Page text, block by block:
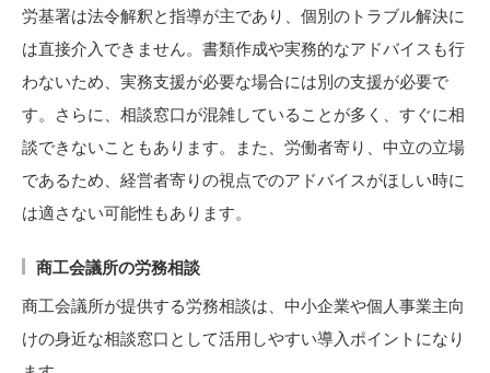
労基署は法令解釈と指導が主であり、個別のトラブル解決に
は直接介入できません。書類作成や実務的なアドバイスも行
わないため、実務支援が必要な場合には別の支援が必要で
す。さらに、相談窓口が混雑していることが多く、すぐに相
談できないこともあります。また、労働者寄り、中立の立場
であるため、経営者寄りの視点でのアドバイスがほしい時に
は適さない可能性もあります。
商工会議所の労務相談
商工会議所が提供する労務相談は、中小企業や個人事業主向
けの身近な相談窓口として活用しやすい導入ポイントになり